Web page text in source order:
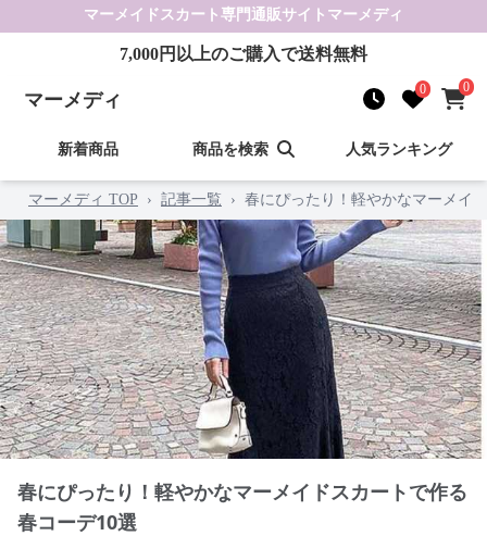
マーメイドスカート 専門通販サイト マーメディ
7,000円以上のご購入で送料無料
マーメディ 0 0
新着商品 商品を検索 人気ランキング
マーメディ TOP › 記事一覧 › 春にぴったり！軽やかなマーメイ
春にぴったり！軽やかなマーメイドスカートで作る
春コーデ10選